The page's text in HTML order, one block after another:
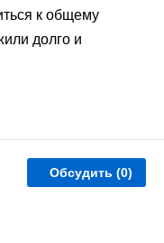
к общему
долго и
Обсудить (0)